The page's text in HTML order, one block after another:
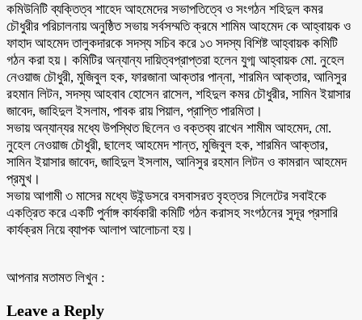
কমিউনিটি ব্যক্তিত্ব শাহেদ আহমেদের সভাপতিত্বে ও সংগঠন শহিদুল কমর
চৌধুরীর পরিচালনায় অনুষ্ঠিত সভায় সর্বসম্মতি ক্রমে শামিম আহমেদ কে আহ্বায়ক ও
ফাহাদ আহমেদ তালুকদারকে সদস্য সচিব করে ১৩ সদস্য বিশিষ্ট আহ্বায়ক কমিটি
গঠন করা হয়। কমিটির অন্যান্য দায়িত্বপ্রাপ্তরা হলেন যুগ্ম আহ্বায়ক মো. নুহেল
নেওয়াজ চৌধুরী, মুজিবুল হক, ফারজানা আক্তার পান্না, শারমিন আক্তার, আনিসুর
রহমান লিটন, সদস্য আহবাব হোসেন রাসেল, শহিদুল কমর চৌধুরীর, সামিন ইয়াসার
জাবেদ, জাহিদুল ইসলাম, পাবক রায় পিয়াল, প্রাপ্তি পারমিতা।
সভায় অন্যান্যর মধ্যে উপস্থিত ছিলেন ও বক্তব্য রাখেন শামীম আহমেদ, মো.
নুহেল নেওয়াজ চৌধুরী, ছালেহ আহমেদ শান্ত, মুজিবুল হক, শারমিন আক্তার,
সামিন ইয়াসার জাবেদ, জাহিদুল ইসলাম, আনিসুর রহমান লিটন ও কামরান আহমেদ
প্রমুখ।
সভায় আগামী ৩ মাসের মধ্যে উইন্ডসরে বসবাসরত বৃহত্তর সিলেটের সবাইকে
একত্রিত করে একটি পুর্নাঙ্গ কার্যকারী কমিটি গঠন করাসহ সংগঠনের সুদূর প্রসারি
কার্যক্রম নিয়ে ব্যাপক আলাপ আলোচনা হয়।
আপনার মতামত লিখুন :
Leave a Reply